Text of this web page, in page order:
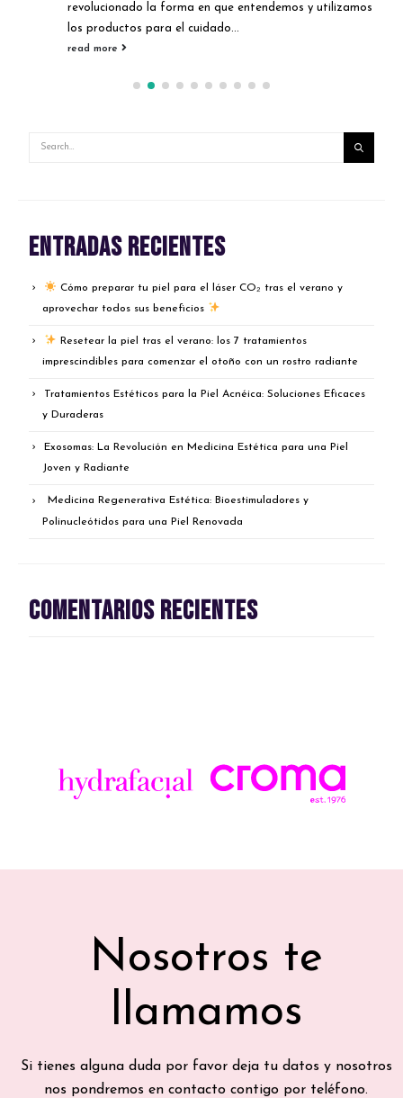
revolucionado la forma en que entendemos y utilizamos
los productos para el cuidado...
read more
Entradas recientes
Cómo preparar tu piel para el láser CO₂ tras el verano y
aprovechar todos sus beneficios
Resetear la piel tras el verano: los 7 tratamientos
imprescindibles para comenzar el otoño con un rostro radiante
Tratamientos Estéticos para la Piel Acnéica: Soluciones Eficaces
y Duraderas
Exosomas: La Revolución en Medicina Estética para una Piel
Joven y Radiante
Medicina Regenerativa Estética: Bioestimuladores y
Polinucleótidos para una Piel Renovada
Comentarios recientes
Nosotros te
llamamos
Si tienes alguna duda por favor deja tu datos y nosotros
nos pondremos en contacto contigo por teléfono.